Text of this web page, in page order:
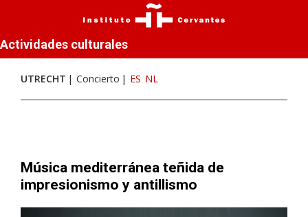
Actividades culturales
UTRECHT Concierto ES NL
Música mediterránea teñida de
impresionismo y antillismo